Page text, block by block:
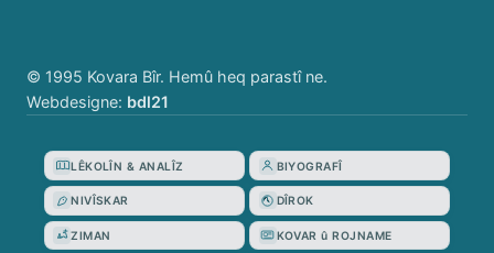
© 1995 Kovara Bîr. Hemû heq parastî ne.
Webdesigne: bdl21
LÊKOLÎN & ANALÎZ BIYOGRAFÎ
NIVÎSKAR DÎROK
ZIMAN KOVAR û ROJNAME